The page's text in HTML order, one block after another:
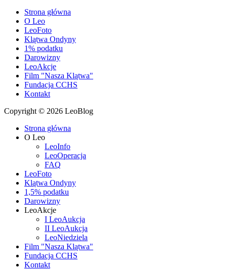
Strona główna
O Leo
LeoFoto
Klątwa Ondyny
1% podatku
Darowizny
LeoAkcje
Film "Nasza Klątwa"
Fundacja CCHS
Kontakt
Copyright © 2026 LeoBlog
Strona główna
O Leo
LeoInfo
LeoOperacja
FAQ
LeoFoto
Klątwa Ondyny
1,5% podatku
Darowizny
LeoAkcje
I LeoAukcja
II LeoAukcja
LeoNiedziela
Film "Nasza Klątwa"
Fundacja CCHS
Kontakt